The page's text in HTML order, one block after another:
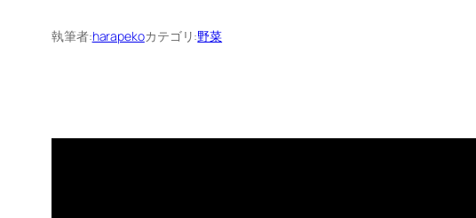
執筆者:harapekoカテゴリ:野菜